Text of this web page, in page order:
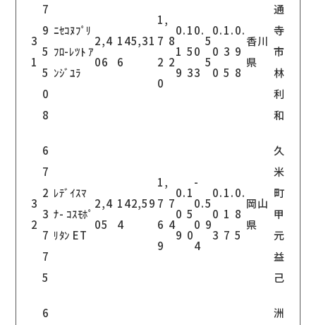
3
1
7
9
5
5
0
8
ﾆｾｺﾇﾌﾟﾘ
ﾌﾛ-ﾚﾂﾄ ｱ
ﾝｼﾞﾕﾗ
2,4
06
145,31
6
1,
7
2
0
8
2
0.
1
9
1
5
3
0.
0
3
5
5
0.
0
0
1.
3
5
0.
9
8
香川
県
通
寺
市
林
利
和
3
2
6
7
2
3
7
7
5
ﾚﾃﾞｲｽﾏ
ﾅ- ｺｽﾓﾎﾟ
ﾘﾀﾝ ET
2,4
05
142,59
4
1,
7
6
9
7
4
0.
0
9
1
5
0
-
0.
0
4
5
9
0.
0
3
1.
1
7
0.
8
5
岡山
県
久
米
町
甲
元
益
己
6
洲